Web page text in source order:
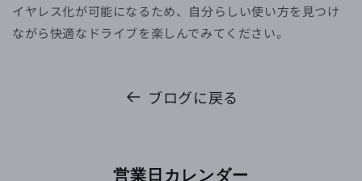
イヤレス化が可能になるため、自分らしい使い方を見つけ
ながら快適なドライブを楽しんでみてください。
ブログに戻る
営業日カレンダー